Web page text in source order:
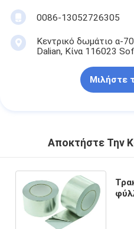
0086-13052726305
Κεντρικό δωμάτιο α-
Dalian, Κίνα 116023
Μιλήστε
Αποκτήστε Την